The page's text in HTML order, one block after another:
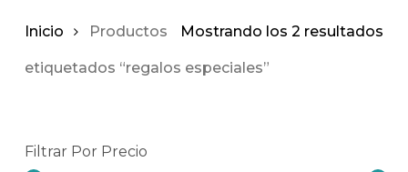
Mostrando los 2 resultados
Inicio Productos
etiquetados “regalos especiales”
Filtrar Por Precio